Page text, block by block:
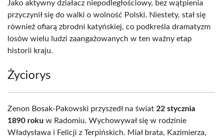
Jako aktywny działacz niepodległościowy, bez wątpienia
przyczynił się do walki o wolność Polski. Niestety, stał się
również ofiarą zbrodni katyńskiej, co podkreśla dramatyzm
losów wielu ludzi zaangażowanych w ten ważny etap
historii kraju.
Życiorys
Zenon Bosak-Pakowski przyszedł na świat 22 stycznia
1890 roku w Radomiu. Wychowywał się w rodzinie
Władysława i Felicji z Terpińskich. Miał brata, Kazimierza,